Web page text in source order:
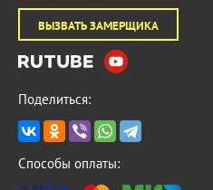
ВЫЗВАТЬ ЗАМЕРЩИКА
Поделиться:
Способы оплаты: